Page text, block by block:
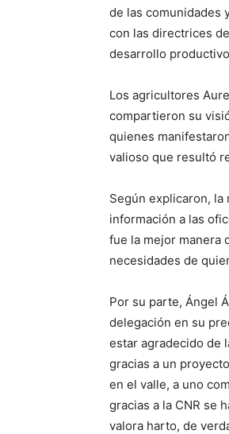
de las comunidades
con las directrices
desarrollo
Los agricultores
compartieron su
quienes
valioso que resultó
Según explicaron,
información a las
fue la mejor manera
necesidades de
Por su parte, Ángel
delegación en su
estar agradecido de
gracias a un
en el valle, a uno
gracias a la CNR se
valora harto, de